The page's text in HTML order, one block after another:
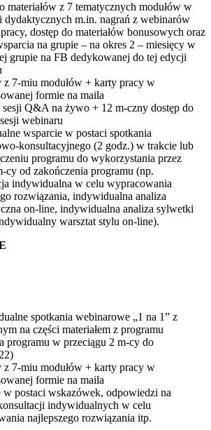
materiałów z 7 tematycznych modułów w
dydaktycznych m.in. nagrań z webinarów
dostęp do materiałów bonusowych oraz
na grupie – na okres 2 – miesięcy w
grupie na FB dedykowanej do tej edycji
z 7-miu modułów + karty pracy w
formie na maila
sesji Q&A na żywo + 12 m-czny dostęp do
webinaru
wsparcie w postaci spotkania
konsultacyjnego (2 godz.) w trakcie lub
programu do wykorzystania przez
cy od zakończenia programu (np.
indywidualna w celu wypracowania
rozwiązania, indywidualna analiza
on-line, indywidualna analiza sylwetki
warsztat stylu on-line).
spotkania webinarowe „1 na 1” z
na części materiałem z programu
programu w przeciągu 2 m-cy do
z 7-miu modułów + karty pracy w
formie na maila
w postaci wskazówek, odpowiedzi na
indywidualnych w celu
najlepszego rozwiązania itp.